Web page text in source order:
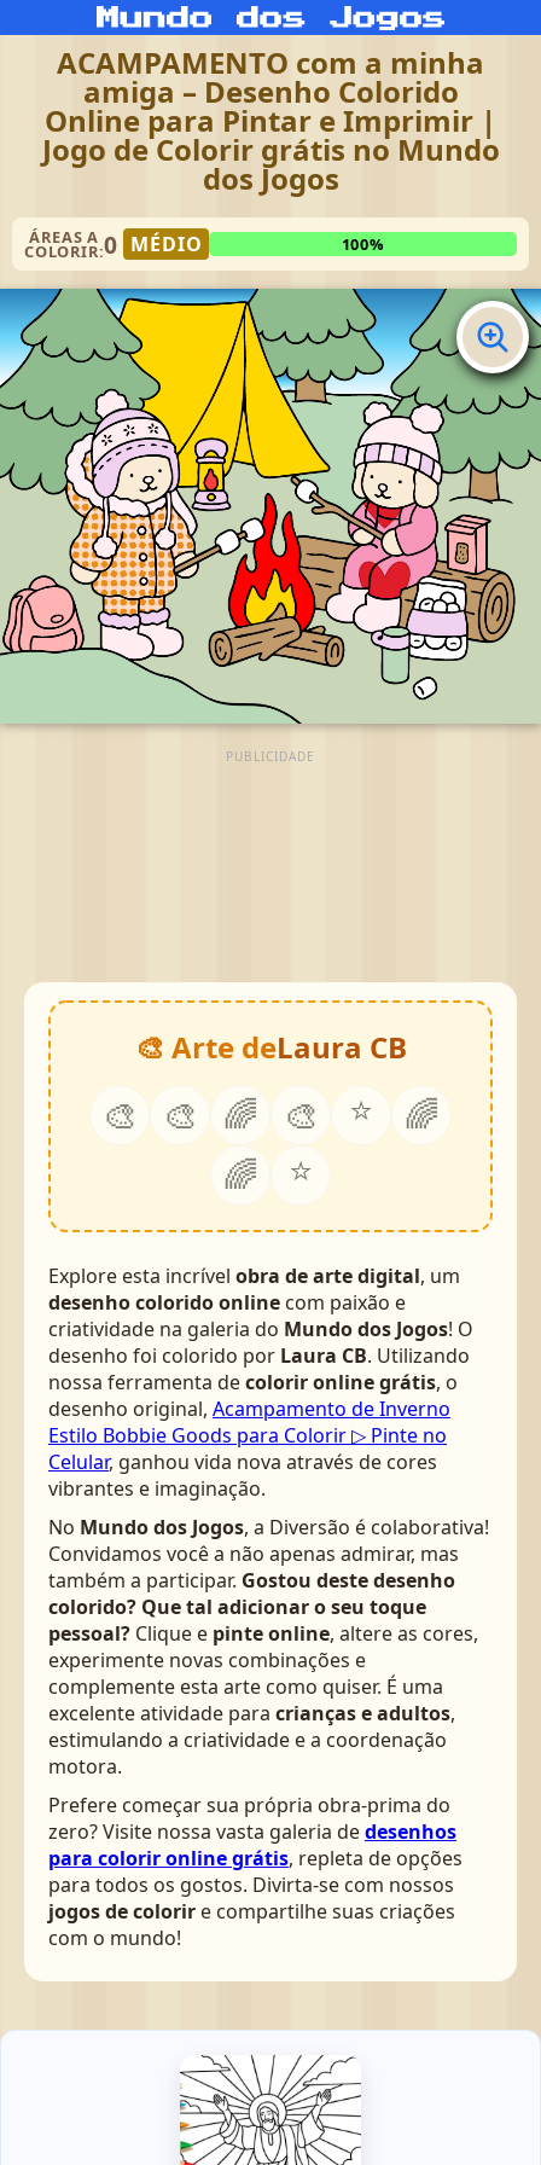
ACAMPAMENTO com a minha
amiga – Desenho Colorido
Online para Pintar e Imprimir |
Jogo de Colorir grátis no Mundo
dos Jogos
ÁREAS A
COLORIR:0 MÉDIO 100%
PUBLICIDADE
🎨 Arte deLaura CB
🎨 🎨 🌈 🎨 ⭐
🌈
🌈
⭐
Explore esta incrível obra de arte digital, um
desenho colorido online com paixão e
criatividade na galeria do Mundo dos Jogos! O
desenho foi colorido por Laura CB. Utilizando
nossa ferramenta decolorir online grátis, o
desenho original, Acampamento de Inverno
Estilo Bobbie Goods para Colorir ▷ Pinte no
Celular, ganhou vida nova através de cores
vibrantes e imaginação.
No Mundo dos Jogos, a Diversão é colaborativa!
Convidamos você a não apenas admirar, mas
também a participar. Gostou deste desenho
colorido? Que tal adicionar o seu toque
pessoal? Clique e pinte online, altere as cores,
experimente novas combinações e
complemente esta arte como quiser. É uma
excelente atividade para crianças e adultos,
estimulando a criatividade e a coordenação
motora.
Prefere começar sua própria obra-prima do
zero? Visite nossa vasta galeria dedesenhos
para colorir online grátis, repleta de opções
para todos os gostos. Divirta-se com nossos
jogos de colorir e compartilhe suas criações
com o mundo!